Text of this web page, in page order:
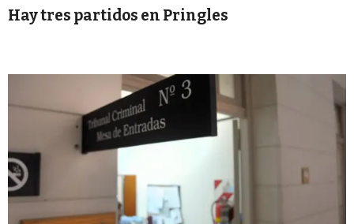
Hay tres partidos en Pringles